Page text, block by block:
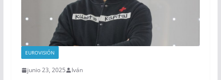
EUROVISIÓN
junio 23, 2025 Iván